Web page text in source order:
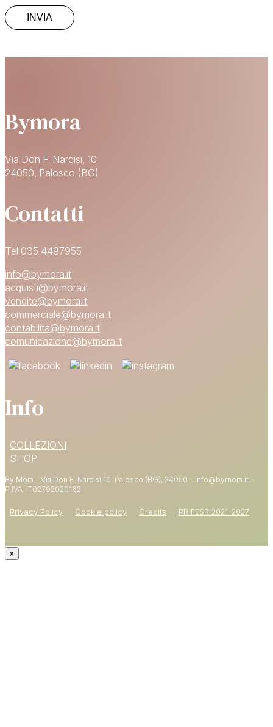
Bymora
Via Don F. Narcisi, 10
24050, Palosco (BG)
Contatti
Tel 035 4497955
info@bymora.it
acquisti@bymora.it
vendite@bymora.it
commerciale@bymora.it
contabilita@bymora.it
comunicazione@bymora.it
Info
COLLEZIONI
SHOP
By Mora – Via Don F. Narcisi 10, Palosco (BG), 24050 – info@bymora.it –
P.IVA IT02792020162
Privacy Policy Cookie policy Credits PR FESR 2021-2027
x